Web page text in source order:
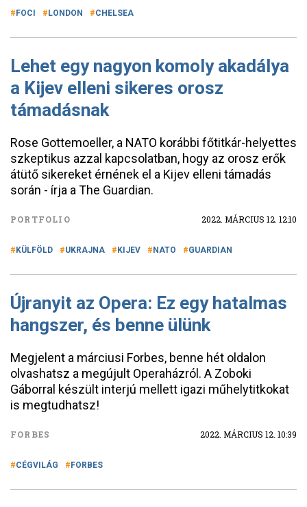
FOCI LONDON CHELSEA
Lehet egy nagyon komoly akadálya
a Kijev elleni sikeres orosz
támadásnak
Rose Gottemoeller, a NATO korábbi főtitkár-helyettes
szkeptikus azzal kapcsolatban, hogy az orosz erők
átütő sikereket érnének el a Kijev elleni támadás
során - írja a The Guardian.
PORTFOLIO 2022. MÁRCIUS 12. 12:10
KÜLFÖLD UKRAJNA KIJEV NATO GUARDIAN
Újranyit az Opera: Ez egy hatalmas
hangszer, és benne ülünk
Megjelent a márciusi Forbes, benne hét oldalon
olvashatsz a megújult Operaházról. A Zoboki
Gáborral készült interjú mellett igazi műhelytitkokat
is megtudhatsz!
FORBES 2022. MÁRCIUS 12. 10:39
CÉGVILÁG FORBES